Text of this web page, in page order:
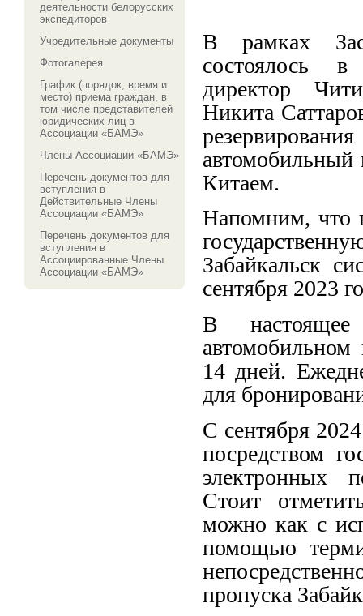
деятельности белорусских
экспедиторов
Учредительные документы
Фотогалерея
График (порядок, время и
место) приема граждан, в
том числе представителей
юридических лиц в
Ассоциации «БАМЭ»
Члены Ассоциации «БАМЭ»
Перечень документов для
вступления в
Действительные Члены
Ассоциации «БАМЭ»
Перечень документов для
вступления в
Ассоциированные Члены
Ассоциации «БАМЭ»
В рамках
состоялось в
директор
Никита
автомобильный
Китаем.
Напомним, что
Забайкальск
сентября 2023
В
автомобильном
14 дней.
для
С сентября
посредством
электронных
Стоит
можно как с
помощью
пропуска